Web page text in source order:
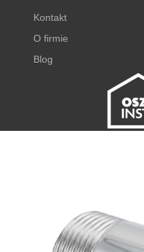
Kontakt
O firmie
Blog
+48 798 768 768 ⌂